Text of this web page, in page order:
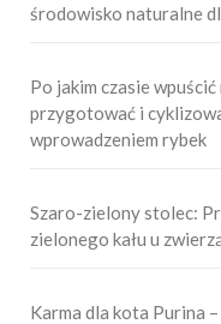
środowisko naturalne
Po jakim czasie
przygotować i
wprowadzeniem rybek
Szaro-zielony stolec:
zielonego kału u
Karma dla kota Purina